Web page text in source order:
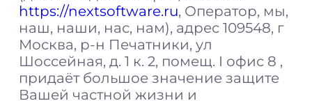
https://nextsoftware.ru, Оператор, мы,
наш, наши, нас, нам), адрес 109548, г
Москва, р-н Печатники, ул
Шоссейная, д. 1 к. 2, помещ. I офис 8 ,
придаёт большое значение защите
Вашей частной жизни и